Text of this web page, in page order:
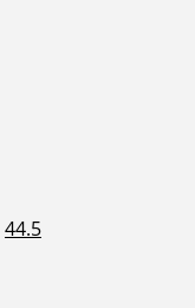
44.5